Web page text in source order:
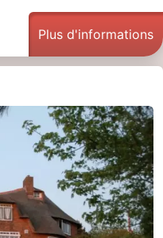
Plus d'informations